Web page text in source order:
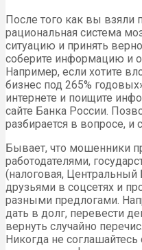
После того как вы взяли
рациональная система
ситуацию и принять
соберите информацию и
Например, если хотите
бизнес под 265%
интернете и поищите
сайте Банка России.
разбирается в вопросе, и
Бывает, что мошенники
работодателями,
(налоговая, Центральный
друзьями в соцсетях и
разными предлогами.
дать в долг, перевести
вернуть случайно
Никогда не